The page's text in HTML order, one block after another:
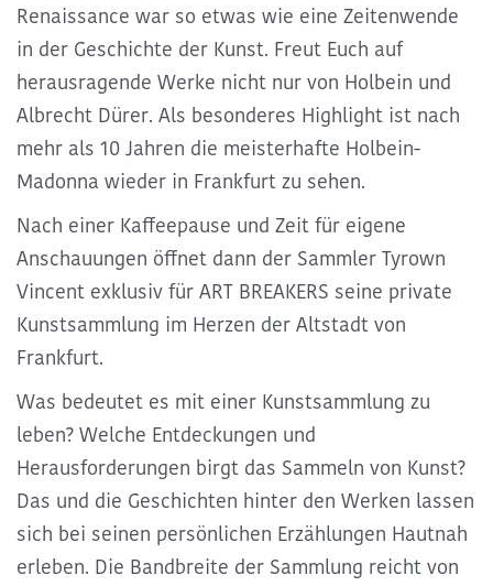
Renaissance war so etwas wie eine Zeitenwende
in der Geschichte der Kunst. Freut Euch auf
herausragende Werke nicht nur von Holbein und
Albrecht Dürer. Als besonderes Highlight ist nach
mehr als 10 Jahren die meisterhafte Holbein-
Madonna wieder in Frankfurt zu sehen.
Nach einer Kaffeepause und Zeit für eigene
Anschauungen öffnet dann der Sammler Tyrown
Vincent exklusiv für ART BREAKERS seine private
Kunstsammlung im Herzen der Altstadt von
Frankfurt.
Was bedeutet es mit einer Kunstsammlung zu
leben? Welche Entdeckungen und
Herausforderungen birgt das Sammeln von Kunst?
Das und die Geschichten hinter den Werken lassen
sich bei seinen persönlichen Erzählungen Hautnah
erleben. Die Bandbreite der Sammlung reicht von